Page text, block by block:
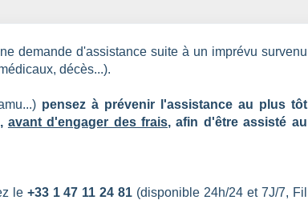
demande d'assistance suite à un imprévu survenu
décès...).
pensez à prévenir l'assistance au plus tôt
avant d'engager des frais, afin d'être assisté au
le +33 1 47 11 24 81 (disponible 24h/24 et 7J/7, Fil